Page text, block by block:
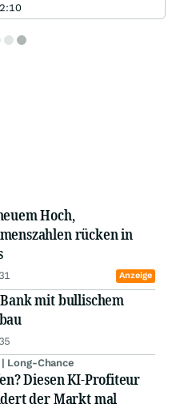
Hoch,
rücken in
Anzeige
mit bullischem
Long-Chance
Diesen KI-Profiteur
der Markt mal